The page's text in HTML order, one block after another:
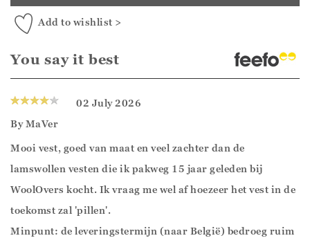
Add to wishlist >
You say it best
02 July 2026
ByMaVer
Mooi vest, goed van maat en veel zachter dan de
lamswollen vesten die ik pakweg 15 jaar geleden bij
WoolOvers kocht. Ik vraag me wel af hoezeer het vest in de
toekomst zal 'pillen'.
Minpunt: de leveringstermijn (naar België) bedroeg ruim